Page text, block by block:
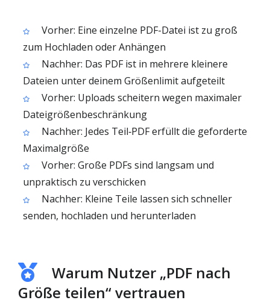
Vorher: Eine einzelne PDF-Datei ist zu groß
zum Hochladen oder Anhängen
Nachher: Das PDF ist in mehrere kleinere
Dateien unter deinem Größenlimit aufgeteilt
Vorher: Uploads scheitern wegen maximaler
Dateigrößenbeschränkung
Nachher: Jedes Teil‑PDF erfüllt die geforderte
Maximalgröße
Vorher: Große PDFs sind langsam und
unpraktisch zu verschicken
Nachher: Kleine Teile lassen sich schneller
senden, hochladen und herunterladen
Warum Nutzer „PDF nach
Größe teilen“ vertrauen